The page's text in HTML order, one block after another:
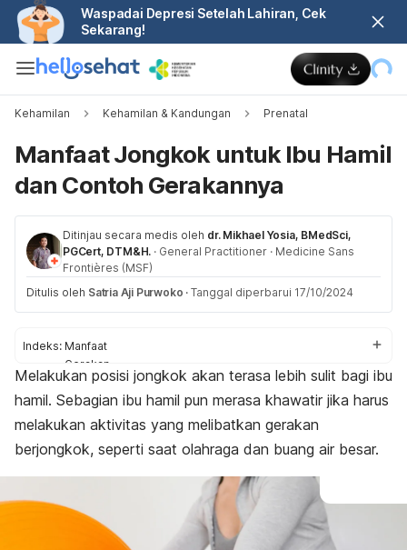
Waspadai Depresi Setelah Lahiran, Cek
Sekarang!
Kehamilan Kehamilan & Kandungan Prenatal
Manfaat Jongkok untuk Ibu Hamil
dan Contoh Gerakannya
Ditinjau secara medis oleh dr. Mikhael Yosia, BMedSci,
PGCert, DTM&H. · General Practitioner · Medicine Sans
Frontières (MSF)
Ditulis oleh Satria Aji Purwoko · Tanggal diperbarui 17/10/2024
Indeks: Manfaat
Gerakan
Pantangan
Melakukan posisi jongkok akan terasa lebih sulit bagi ibu
hamil. Sebagian ibu hamil pun merasa khawatir jika harus
melakukan aktivitas yang melibatkan gerakan
berjongkok, seperti saat olahraga dan buang air besar.